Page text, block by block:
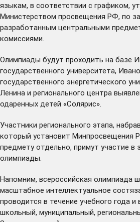
языкам, в соответствии с графиком,
Министерством просвещения РФ, по
разработанным центральными
комиссиями.
Олимпиады будут проходить на базе
государственного университета,
государственного энергетического
Ленина и регионального центра
одаренных детей «Солярис».
Участники регионального этапа,
который установит Минпросвещения
предмету отдельно, примут участие в
олимпиады.
Напомним, всероссийская олимпиада
масштабное интеллектуальное
проводится в течение учебного года
школьный, муниципальный,